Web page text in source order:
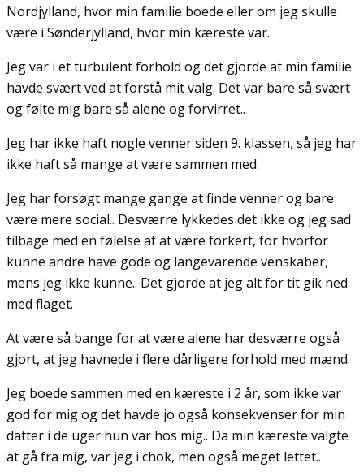
Nordjylland, hvor min familie boede eller om jeg skulle
være i Sønderjylland, hvor min kæreste var.
Jeg var i et turbulent forhold og det gjorde at min familie
havde svært ved at forstå mit valg. Det var bare så svært
og følte mig bare så alene og forvirret..
Jeg har ikke haft nogle venner siden 9. klassen, så jeg har
ikke haft så mange at være sammen med.
Jeg har forsøgt mange gange at finde venner og bare
være mere social.. Desværre lykkedes det ikke og jeg sad
tilbage med en følelse af at være forkert, for hvorfor
kunne andre have gode og langevarende venskaber,
mens jeg ikke kunne.. Det gjorde at jeg alt for tit gik ned
med flaget.
At være så bange for at være alene har desværre også
gjort, at jeg havnede i flere dårligere forhold med mænd.
Jeg boede sammen med en kæreste i 2 år, som ikke var
god for mig og det havde jo også konsekvenser for min
datter i de uger hun var hos mig.. Da min kæreste valgte
at gå fra mig, var jeg i chok, men også meget lettet..